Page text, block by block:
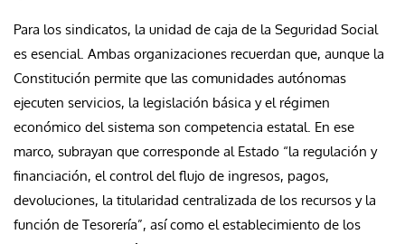
Para los sindicatos, la unidad de caja de la Seguridad Social
es esencial. Ambas organizaciones recuerdan que, aunque la
Constitución permite que las comunidades autónomas
ejecuten servicios, la legislación básica y el régimen
económico del sistema son competencia estatal. En ese
marco, subrayan que corresponde al Estado “la regulación y
financiación, el control del flujo de ingresos, pagos,
devoluciones, la titularidad centralizada de los recursos y la
función de Tesorería”, así como el establecimiento de los